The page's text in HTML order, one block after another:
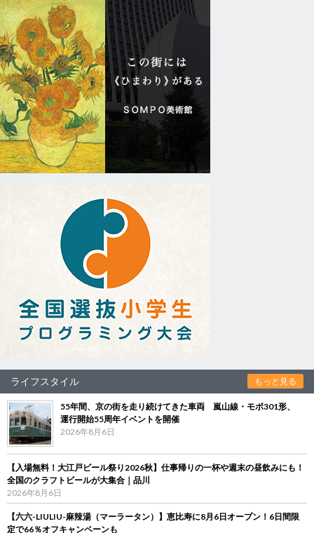
ライフスタイル もっと見る
55年間、京の街を走り続けてきた車両 嵐山線・モボ301形、
運行開始55周年イベントを開催
2026年8月6日
【入場無料！大江戸ビール祭り2026秋】仕事帰りの一杯や週末の昼飲みにも！
全国のクラフトビールが大集合｜品川
2026年8月6日
【六六-LIULIU-麻辣湯（マーラータン）】恵比寿に8月6日オープン！6日間限
定で66％オフキャンペーンも